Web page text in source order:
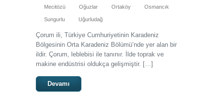
Mecitözü Oğuzlar Ortaköy Osmancık
Sungurlu Uğurludağ
Çorum ili, Türkiye Cumhuriyetinin Karadeniz
Bölgesinin Orta Karadeniz Bölümü’nde yer alan bir
ildir. Çorum, leblebisi ile tanınır. İlde toprak ve
makine endüstrisi oldukça gelişmiştir. […]
Devamı